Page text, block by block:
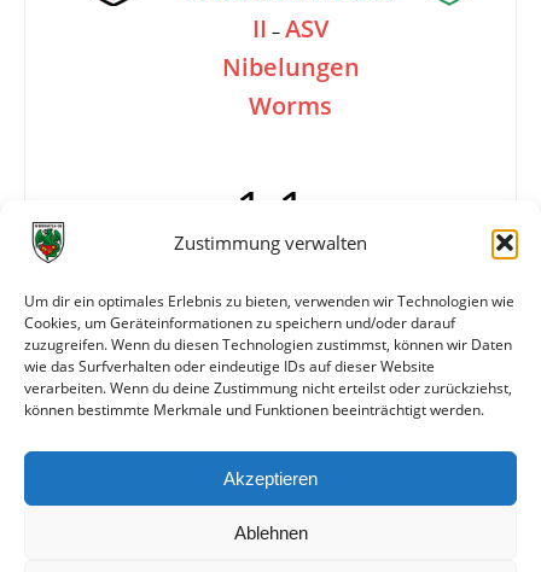
Zustimmung verwalten
Um dir ein optimales Erlebnis zu bieten, verwenden wir Technologien wie
Cookies, um Geräteinformationen zu speichern und/oder darauf
zuzugreifen. Wenn du diesen Technologien zustimmst, können wir Daten
wie das Surfverhalten oder eindeutige IDs auf dieser Website
verarbeiten. Wenn du deine Zustimmung nicht erteilst oder zurückziehst,
können bestimmte Merkmale und Funktionen beeinträchtigt werden.
Akzeptieren
Ablehnen
II – ASV
Nibelungen
Worms
1:1
Tore
0:1 A. Bauer (41.)
1:1 Appel (68.)
Schiedsrichter
Pulvermacher (Frankenthal)
Alle bisherigen Partien der beiden Mannschaften
anzeigen